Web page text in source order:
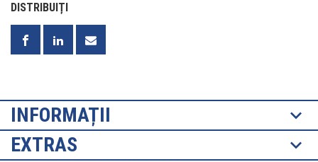
DISTRIBUIȚI
INFORMAȚII
EXTRAS